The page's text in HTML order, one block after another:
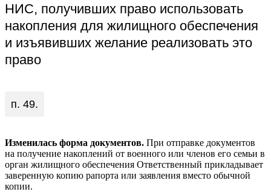
НИС, получивших право использовать
накопления для жилищного обеспечения
и изъявивших желание реализовать это
право
п. 49.
Изменилась форма документов. При отправке документов
на получение накоплений от военного или членов его семьи в
орган жилищного обеспечения Ответственный прикладывает
заверенную копию рапорта или заявления вместо обычной
копии.